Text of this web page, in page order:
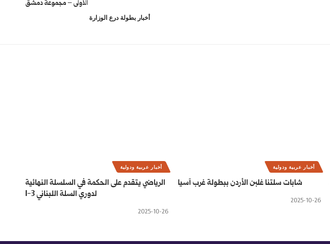
الأولى – مجموعة دمشق
أخبار بطولة درع الوزارة
أخبار عربية ودولية
شابات سلتنا غلبن الأردن ببطولة غرب آسيا
2025-10-26
أخبار عربية ودولية
الرياضي يتقدم على الحكمة في السلسلة النهائية
لدوري السلة اللبناني 3-1
2025-10-26